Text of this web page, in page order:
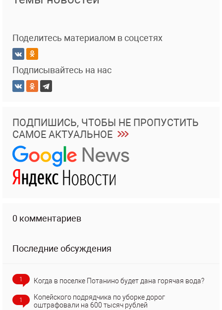
Поделитесь материалом в соцсетях
Подписывайтесь на нас
ПОДПИШИСЬ, ЧТОБЫ НЕ ПРОПУСТИТЬ
САМОЕ АКТУАЛЬНОЕ
0 комментариев
Последние обсуждения
1 Когда в поселке Потанино будет дана горячая вода?
1
Копейского подрядчика по уборке дорог
оштрафовали на 600 тысяч рублей